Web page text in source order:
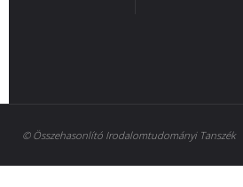
© Összehasonlító Irodalomtudományi Tanszék